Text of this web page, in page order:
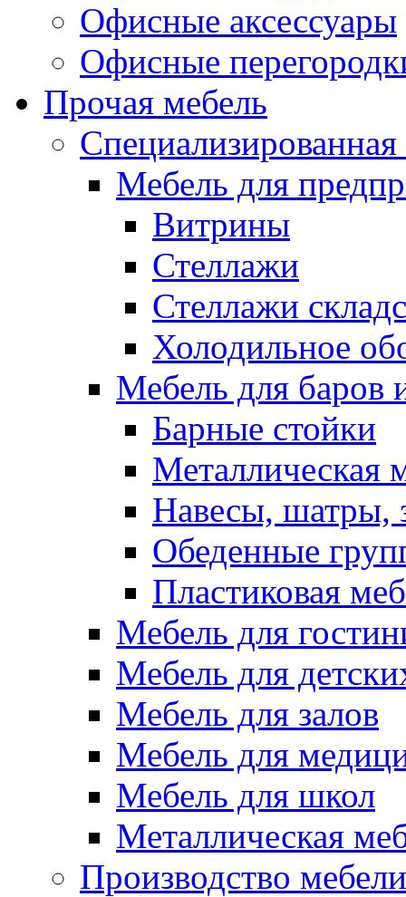
Офисные аксессуары
Офисные
Прочая мебель
Специализированная
Мебель для
Витрины
Стеллажи
Стеллажи
Холодильное
Мебель для баров
Барные стойки
Металлическая
Навесы, шатры,
Обеденные
Пластиковая
Мебель для
Мебель для
Мебель для залов
Мебель для
Мебель для школ
Металлическая
Производство мебели